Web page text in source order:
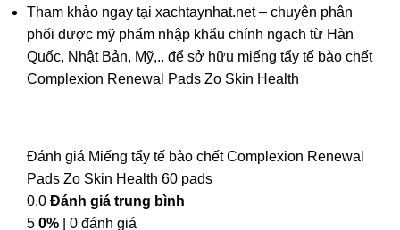
Tham khảo ngay tại xachtaynhat.net – chuyên phân
phối dược mỹ phẩm nhập khẩu chính ngạch từ Hàn
Quốc, Nhật Bản, Mỹ,.. để sở hữu miếng tẩy tế bào chết
Complexion Renewal Pads Zo Skin Health
Đánh giá Miếng tẩy tế bào chết Complexion Renewal
Pads Zo Skin Health 60 pads
0.0 Đánh giá trung bình
5 0% | 0 đánh giá